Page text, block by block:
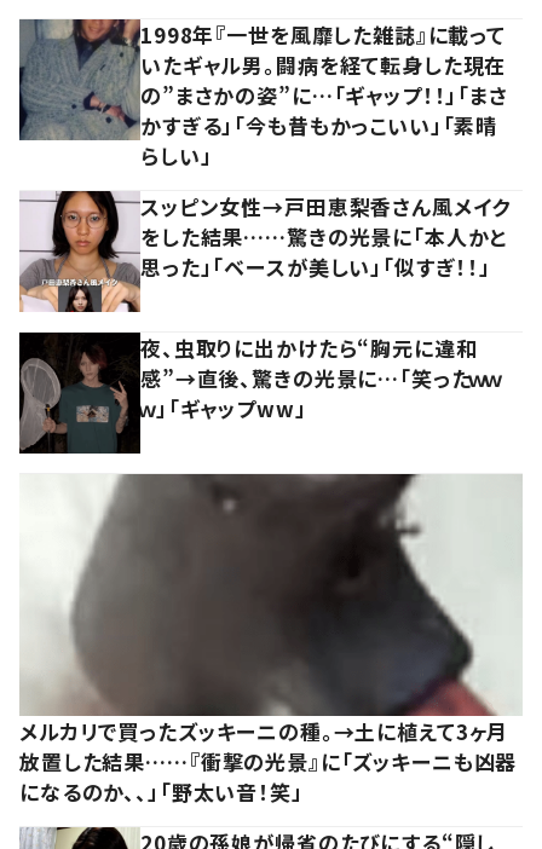
1998年『一世を風靡した雑誌』に載って
いたギャル男。闘病を経て転身した現在
の”まさかの姿”に…「ギャップ！！」「まさ
かすぎる」「今も昔もかっこいい」「素晴
らしい」
スッピン女性→戸田恵梨香さん風メイク
をした結果……驚きの光景に「本人かと
思った」「ベースが美しい」「似すぎ！！」
夜、虫取りに出かけたら“胸元に違和
感”→直後、驚きの光景に…「笑ったｗｗ
ｗ」「ギャップww」
メルカリで買ったズッキーニの種。→土に植えて3ヶ月
放置した結果……『衝撃の光景』に「ズッキーニも凶器
になるのか、、」「野太い音！笑」
20歳の孫娘が帰省のたびにする“隠し